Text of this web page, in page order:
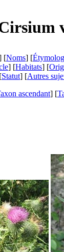
[Noms] [
] [Habitats] [
Statut] [Autres
ascendant] [